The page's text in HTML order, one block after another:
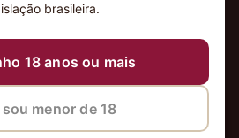
brasileira.
18 anos ou mais
menor de 18